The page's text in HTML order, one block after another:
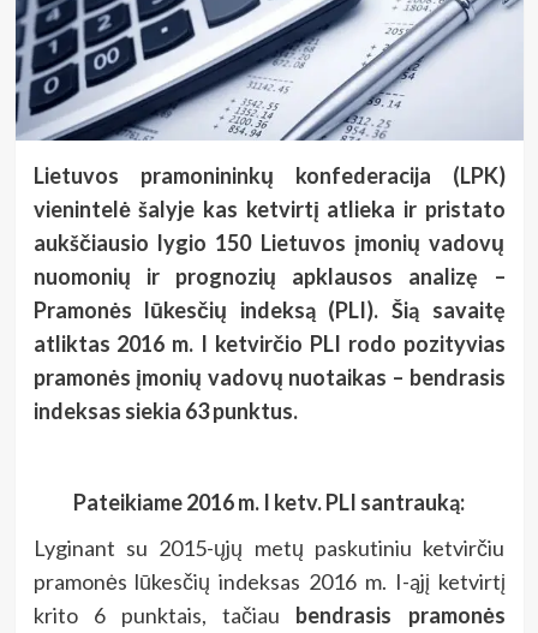
Lietuvos pramonininkų konfederacija (LPK)
vienintelė šalyje kas ketvirtį atlieka ir pristato
aukščiausio lygio 150 Lietuvos įmonių vadovų
nuomonių ir prognozių apklausos analizę –
Pramonės lūkesčių indeksą (PLI). Šią savaitę
atliktas 2016 m. I ketvirčio PLI rodo pozityvias
pramonės įmonių vadovų nuotaikas – bendrasis
indeksas siekia 63 punktus.
Pateikiame 2016 m. I ketv. PLI santrauką:
Lyginant su 2015-ųjų metų paskutiniu ketvirčiu
pramonės lūkesčių indeksas 2016 m. I-ąjį ketvirtį
krito 6 punktais, tačiau bendrasis pramonės